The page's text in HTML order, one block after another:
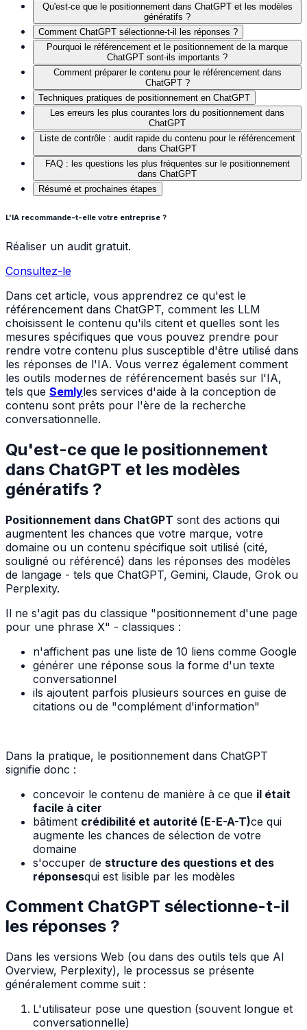
Qu'est-ce que le positionnement dans ChatGPT et les modèles
génératifs ?
Comment ChatGPT sélectionne-t-il les réponses ?
Pourquoi le référencement et le positionnement de la marque
ChatGPT sont-ils importants ?
Comment préparer le contenu pour le référencement dans
ChatGPT ?
Techniques pratiques de positionnement en ChatGPT
Les erreurs les plus courantes lors du positionnement dans
ChatGPT
Liste de contrôle : audit rapide du contenu pour le référencement
dans ChatGPT
FAQ : les questions les plus fréquentes sur le positionnement
dans ChatGPT
Résumé et prochaines étapes
L'IA recommande-t-elle votre entreprise ?
Réaliser un audit gratuit.
Consultez-le
Dans cet article, vous apprendrez ce qu'est le
référencement dans ChatGPT, comment les LLM
choisissent le contenu qu'ils citent et quelles sont les
mesures spécifiques que vous pouvez prendre pour
rendre votre contenu plus susceptible d'être utilisé dans
les réponses de l'IA. Vous verrez également comment
les outils modernes de référencement basés sur l'IA,
tels que Semlyles services d'aide à la conception de
contenu sont prêts pour l'ère de la recherche
conversationnelle.
Qu'est-ce que le positionnement
dans ChatGPT et les modèles
génératifs ?
Positionnement dans ChatGPT sont des actions qui
augmentent les chances que votre marque, votre
domaine ou un contenu spécifique soit utilisé (cité,
souligné ou référencé) dans les réponses des modèles
de langage - tels que ChatGPT, Gemini, Claude, Grok ou
Perplexity.
Il ne s'agit pas du classique "positionnement d'une page
pour une phrase X" - classiques :
n'affichent pas une liste de 10 liens comme Google
générer une réponse sous la forme d'un texte
conversationnel
ils ajoutent parfois plusieurs sources en guise de
citations ou de "complément d'information"
Dans la pratique, le positionnement dans ChatGPT
signifie donc :
concevoir le contenu de manière à ce que il était
facile à citer
bâtiment crédibilité et autorité (E-E-A-T)ce qui
augmente les chances de sélection de votre
domaine
s'occuper de structure des questions et des
réponsesqui est lisible par les modèles
Comment ChatGPT sélectionne-t-il
les réponses ?
Dans les versions Web (ou dans des outils tels que AI
Overview, Perplexity), le processus se présente
généralement comme suit :
L'utilisateur pose une question (souvent longue et
conversationnelle)